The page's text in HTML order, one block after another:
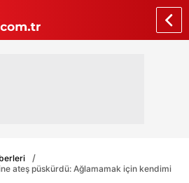
ateş püskürdü: Ağlamamak için kendimi